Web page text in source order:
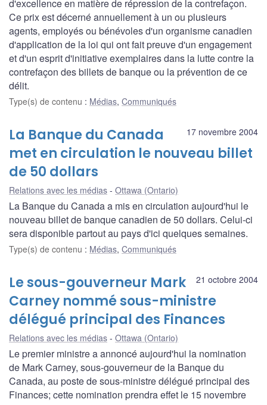
d'excellence en matière de répression de la contrefaçon.
Ce prix est décerné annuellement à un ou plusieurs
agents, employés ou bénévoles d'un organisme canadien
d'application de la loi qui ont fait preuve d'un engagement
et d'un esprit d'initiative exemplaires dans la lutte contre la
contrefaçon des billets de banque ou la prévention de ce
délit.
Type(s) de contenu : Médias, Communiqués
17 novembre 2004
La Banque du Canada
met en circulation le nouveau billet
de 50 dollars
Relations avec les médias Ottawa (Ontario)
La Banque du Canada a mis en circulation aujourd'hui le
nouveau billet de banque canadien de 50 dollars. Celui-ci
sera disponible partout au pays d'ici quelques semaines.
Type(s) de contenu : Médias, Communiqués
21 octobre 2004
Le sous-gouverneur Mark
Carney nommé sous-ministre
délégué principal des Finances
Relations avec les médias Ottawa (Ontario)
Le premier ministre a annoncé aujourd'hui la nomination
de Mark Carney, sous-gouverneur de la Banque du
Canada, au poste de sous-ministre délégué principal des
Finances; cette nomination prendra effet le 15 novembre